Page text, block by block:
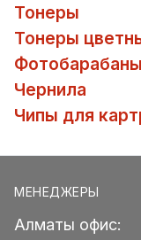
Тонеры
Тонеры
Фотобарабаны
Чернила
Чипы для
МЕНЕДЖЕРЫ
Алматы офис: